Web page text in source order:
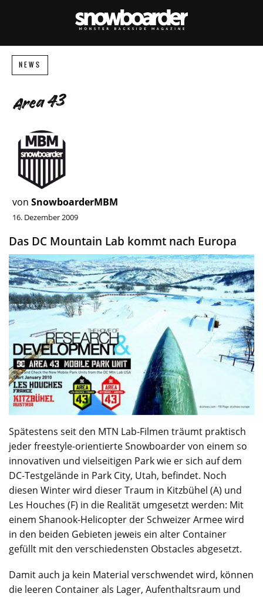
NEWS
Area 43
von SnowboarderMBM
16. Dezember 2009
Das DC Mountain Lab kommt nach Europa
Spätestens seit den MTN Lab-Filmen träumt praktisch
jeder freestyle-orientierte Snowboarder von einem so
innovativen und vielseitigen Park wie er sich auf dem
DC-Testgelände in Park City, Utah, befindet. Noch
diesen Winter wird dieser Traum in Kitzbühel (A) und
Les Houches (F) in die Realität umgesetzt werden: Mit
einem Shanook-Helicopter der Schweizer Armee wird
in den beiden Gebieten jeweis ein alter Container
gefüllt mit den verschiedensten Obstacles abgesetzt.
Damit auch ja kein Material verschwendet wird, können
die leeren Container als Lager, Aufenthaltsraum und